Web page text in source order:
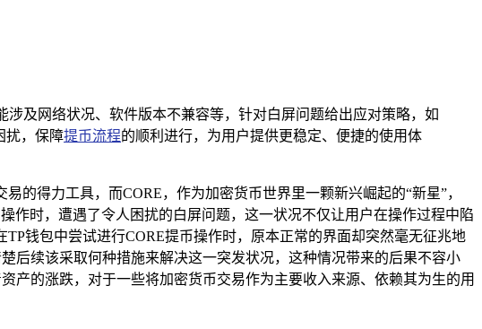
及网络状况、软件版本不兼容等，针对白屏问题给出应对策略，如
扰，保障提币流程的顺利进行，为用户提供更稳定、便捷的使用体
的得力工具，而CORE，作为加密货币世界里一颗新兴崛起的“新星”，
作时，遭遇了令人困扰的白屏问题，这一状况不仅让用户在操作过程中陷
钱包中尝试进行CORE提币操作时，原本正常的界面却突然毫无征兆地
后续该采取何种措施来解决这一突发状况，这种情况带来的后果不容小
产的涨跌，对于一些将加密货币交易作为主要收入来源、依赖其为生的用